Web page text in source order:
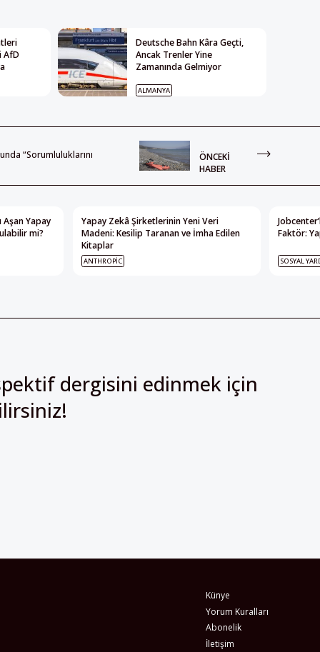
AfD
Deutsche Bahn Kâra Geçti,
Ancak Trenler Yine
Zamanında Gelmiyor
ALMANYA
“Sorumluluklarını
ÖNCEKI
HABER
Aşan Yapay
mi?
Yapay Zekâ Şirketlerinin Yeni Veri
Madeni: Kesilip Taranan ve İmha Edilen
Kitaplar
ANTHROPIC
Faktör:
SOSYAL
dergisini edinmek için
Künye
Yorum Kuralları
Abonelik
İletişim